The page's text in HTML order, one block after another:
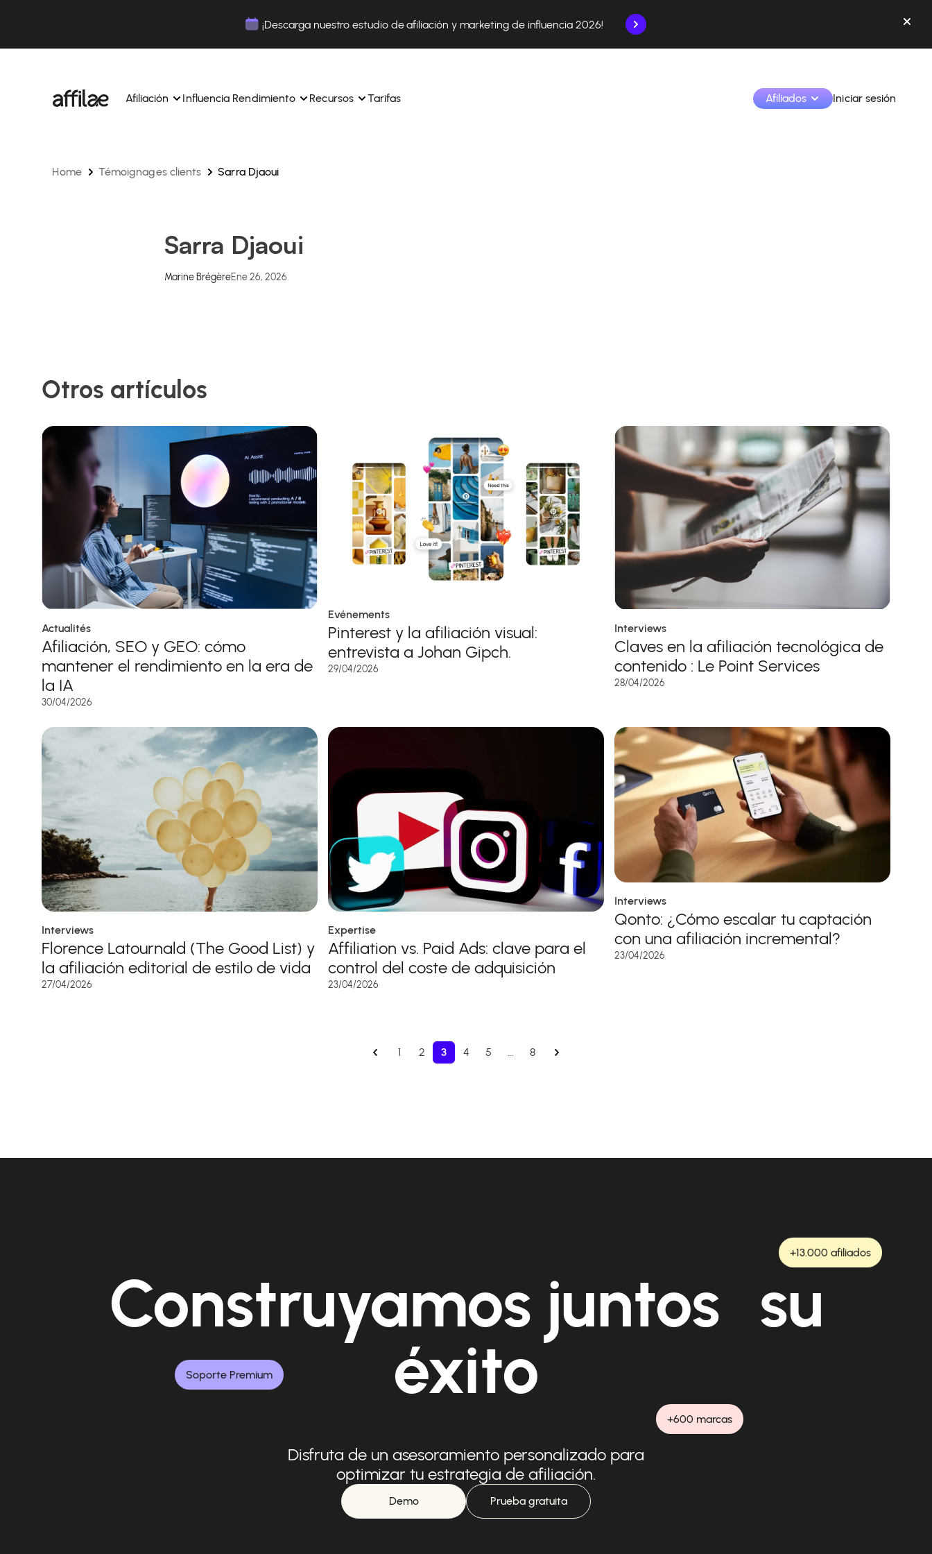
¡Descarga nuestro estudio de afiliación y marketing de influencia 2026!
Afiliación
Gestione sus campañas y afiliados desde una única
afiliados con total sencillez.
Monitoriza y gestiona los pagos de tus afiliados con
Influencia Rendimiento
Gestiona tus campañas y TikTok Shop desde un solo
colaboraciones desde la aplicación.
Monitoriza y gestiona los pagos de tus afiliados con
Recursos Tarifas Afiliados Iniciar sesión
Home Témoignages clients Sarra Djaoui
Sarra Djaoui
Marine BrégèreEne 26, 2026
Otros artículos
Actualités
Afiliación, SEO y GEO: cómo
mantener el rendimiento en la era de
la IA
30/04/2026
Evénements
Pinterest y la afiliación visual:
entrevista a Johan Gipch.
29/04/2026
Interviews
Claves en la afiliación tecnológica de
contenido : Le Point Services
28/04/2026
Interviews
Florence Latournald (The Good List) y
la afiliación editorial de estilo de vida
27/04/2026
Expertise
Affiliation vs. Paid Ads: clave para el
control del coste de adquisición
23/04/2026
Interviews
Qonto: ¿Cómo escalar tu captación
con una afiliación incremental?
23/04/2026
1 2 3 4 5 8
Construyamos juntos su
éxito
Soporte Premium
+600 marcas
+13.000 afiliados
Disfruta de un asesoramiento personalizado para
optimizar tu estrategia de afiliación.
Demo Prueba gratuita